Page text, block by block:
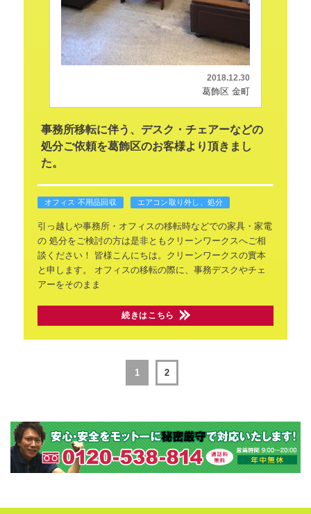
2018.12.30
葛飾区 金町
事務所移転に伴う、デスク・チェアーなどの
処分ご依頼を葛飾区のお客様より頂きまし
た。
オフィス 不用品回収 エアコン取り外し、処分
引っ越しや事務所・オフィスの移転時などでの家具・家電
の処分をご検討の方は是非ともクリーンワークスへご相
談ください！
皆様こんにちは。クリーンワークスの實本
と申します。
オフィスの移転の際に、事務デスクやチェ
アーをそのまま
続きはこちら
1 2